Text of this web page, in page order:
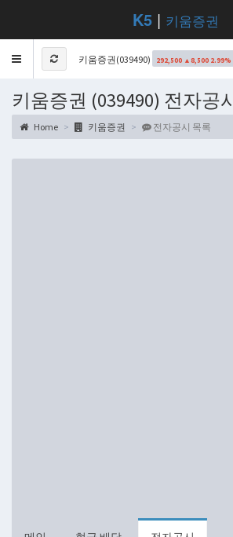
K5 | 키움증권
Toggle
navigation
키움증권(039490) 292,500 ▲8,500 2.99%
키움증권 (039490) 전자공
Home 키움증권 전자공시 목록